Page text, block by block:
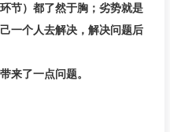
节）都了然于胸；劣势就是
一个人去解决，解决问题后
来了一点问题。